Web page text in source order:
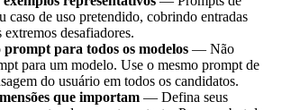
caso de uso pretendido, cobrindo entradas
extremos desafiadores.
prompt para todos os modelos — Não
para um modelo. Use o mesmo prompt de
do usuário em todos os candidatos.
que importam — Defina seus